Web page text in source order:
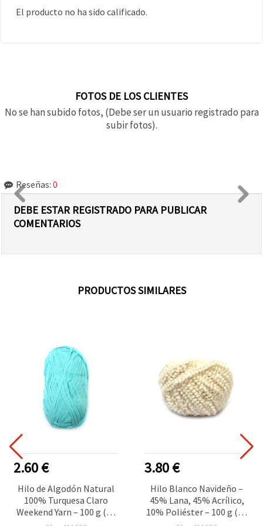
El producto no ha sido calificado.
FOTOS DE LOS CLIENTES
No se han subido fotos, (Debe ser un usuario registrado para
subir fotos).
Reseñas: 0
DEBE ESTAR REGISTRADO PARA PUBLICAR
COMENTARIOS
PRODUCTOS SIMILARES
2.60 €
Hilo de Algodón Natural
100% Turquesa Claro
Weekend Yarn – 100 g (90
m) – Ideal para Tejer,
3.80 €
Hilo Blanco Navideño –
45% Lana, 45% Acrílico,
10% Poliéster – 100 g (55
m) – Ideal para Tejer,